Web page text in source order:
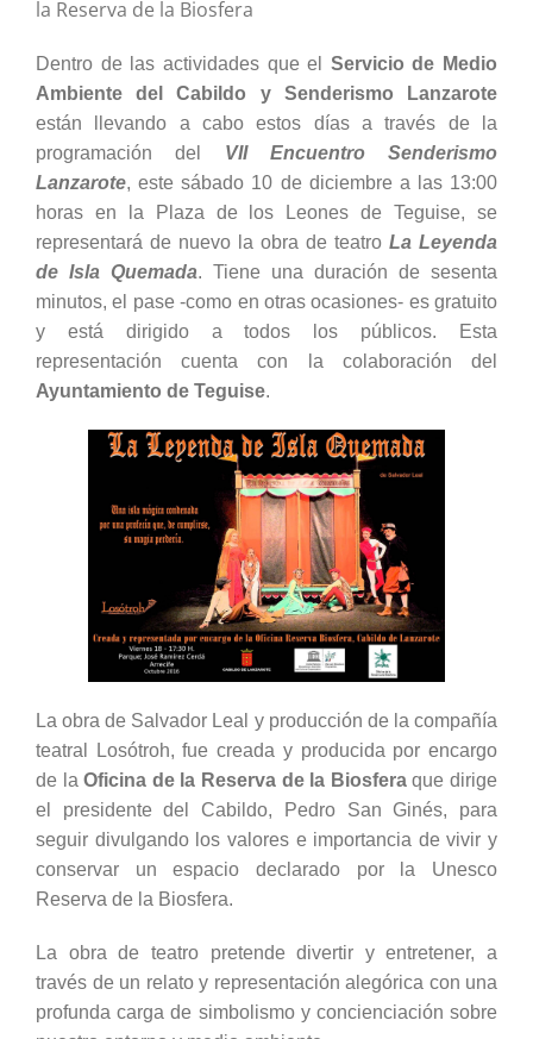
la Reserva de la Biosfera
Dentro de las actividades que el
Servicio de Medio
Ambiente del Cabildo y Senderismo Lanzarote
están llevando a cabo estos días a través de la
programación del VII Encuentro Senderismo
Lanzarote, este sábado 10 de diciembre a las 13:00
horas en la Plaza de los Leones de Teguise, se
representará de nuevo la obra de teatro La Leyenda
de Isla Quemada. Tiene una duración de sesenta
minutos, el pase -como en otras ocasiones- es gratuito
y está dirigido a todos los públicos. Esta
representación cuenta con la colaboración del
Ayuntamiento de Teguise.
La obra de Salvador Leal y producción de la compañía
teatral Losótroh, fue creada y producida por encargo
de laOficina de la Reserva de la Biosferaque dirige
el presidente del Cabildo, Pedro San Ginés, para
seguir divulgando los valores e importancia de vivir y
conservar un espacio declarado por la Unesco
Reserva de la Biosfera.
La obra de teatro pretende divertir y entretener, a
través de un relato y representación alegórica con una
profunda carga de simbolismo y concienciación sobre